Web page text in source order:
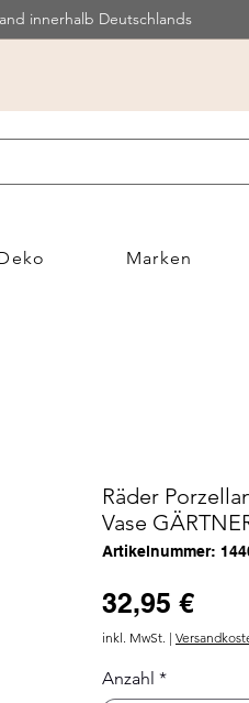
innerhalb Deutschlands
Marken
Räder
Vase
Artikelnummer:
32,95 €Preis
inkl. MwSt. |
Anzahl *